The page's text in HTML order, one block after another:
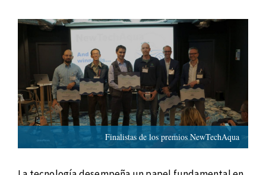
Finalistas de los premios NewTechAqua